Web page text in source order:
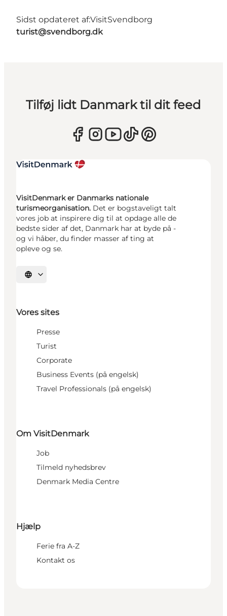
Sidst opdateret af:VisitSvendborg
turist@svendborg.dk
Tilføj lidt Danmark til dit feed
VisitDenmark er Danmarks nationale
turismeorganisation. Det er bogstaveligt talt
vores job at inspirere dig til at opdage alle de
bedste sider af det, Danmark har at byde på -
og vi håber, du finder masser af ting at
opleve og se.
Vælg sprog
Vores sites
Presse
Turist
Corporate
Business Events (på engelsk)
Travel Professionals (på engelsk)
Om VisitDenmark
Job
Tilmeld nyhedsbrev
Denmark Media Centre
Hjælp
Ferie fra A-Z
Kontakt os